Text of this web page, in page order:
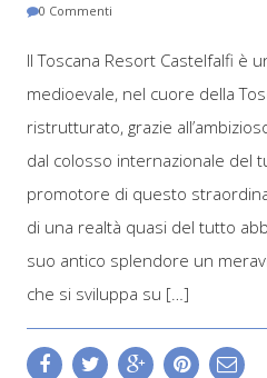
0 Commenti
Il Toscana Resort Castelfalfi è
medioevale, nel cuore della
ristrutturato, grazie
dal colosso internazionale del
promotore di questo
di una realtà quasi del tutto
suo antico splendore un
che si sviluppa su […]